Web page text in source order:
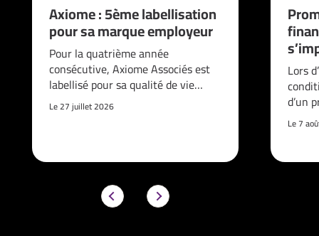
Axiome : 5ème labellisation
pour sa marque employeur
Pour la quatrième année
consécutive, Axiome Associés est
labellisé pour sa qualité de vie…
Le 27 juillet 2026
Lors
d’un
Le 7